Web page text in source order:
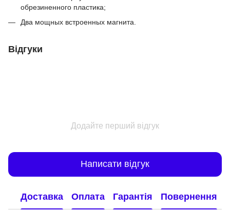
обрезиненного пластика;
Два мощных встроенных магнита.
Відгуки
Додайте перший відгук
Написати відгук
Доставка Оплата Гарантія Повернення